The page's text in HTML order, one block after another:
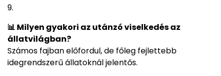
📊 Milyen gyakori az utánzó viselkedés az
állatvilágban?
Számos fajban előfordul, de főleg fejlettebb
idegrendszerű állatoknál jelentős.